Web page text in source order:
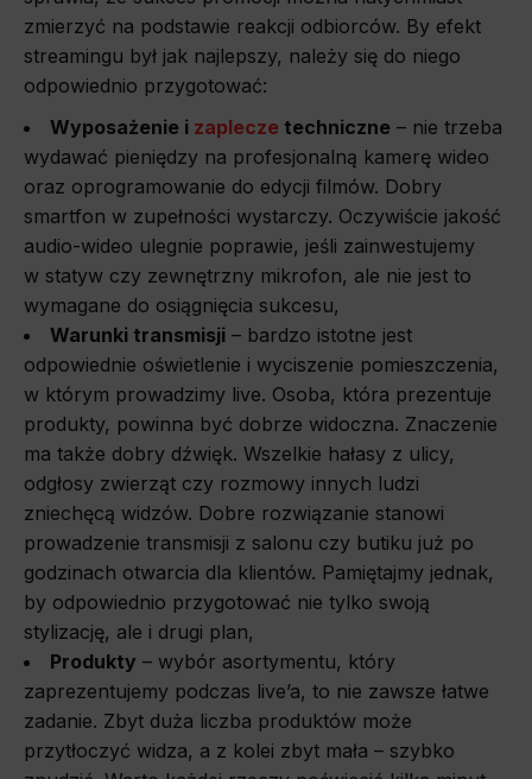
zmierzyć na podstawie reakcji odbiorców. By efekt
streamingu był jak najlepszy, należy się do niego
odpowiednio przygotować:
Wyposażenie i zaplecze techniczne – nie trzeba
wydawać pieniędzy na profesjonalną kamerę wideo
oraz oprogramowanie do edycji filmów. Dobry
smartfon w zupełności wystarczy. Oczywiście jakość
audio-wideo ulegnie poprawie, jeśli zainwestujemy
w statyw czy zewnętrzny mikrofon, ale nie jest to
wymagane do osiągnięcia sukcesu,
Warunki transmisji – bardzo istotne jest
odpowiednie oświetlenie i wyciszenie pomieszczenia,
w którym prowadzimy live. Osoba, która prezentuje
produkty, powinna być dobrze widoczna. Znaczenie
ma także dobry dźwięk. Wszelkie hałasy z ulicy,
odgłosy zwierząt czy rozmowy innych ludzi
zniechęcą widzów. Dobre rozwiązanie stanowi
prowadzenie transmisji z salonu czy butiku już po
godzinach otwarcia dla klientów. Pamiętajmy jednak,
by odpowiednio przygotować nie tylko swoją
stylizację, ale i drugi plan,
Produkty – wybór asortymentu, który
zaprezentujemy podczas live’a, to nie zawsze łatwe
zadanie. Zbyt duża liczba produktów może
przytłoczyć widza, a z kolei zbyt mała – szybko